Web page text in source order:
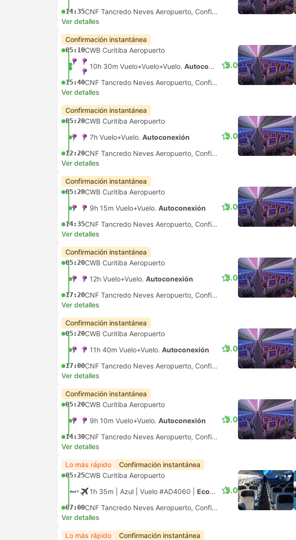
14:35 CNF Tancredo Neves Aeropuerto, Confins
Ver detalles
Confirmación instantánea
05:10CWB Curitiba Aeropuerto
10h 30m Vuelo+Vuelo+Vuelo. Autoconexión
15:40 CNF Tancredo Neves Aeropuerto, Confins
5.0
Ver detalles
Confirmación instantánea
05:20CWB Curitiba Aeropuerto
7h Vuelo+Vuelo. Autoconexión
12:20 CNF Tancredo Neves Aeropuerto, Confins
5.0
Ver detalles
Confirmación instantánea
05:20CWB Curitiba Aeropuerto
9h 15m Vuelo+Vuelo. Autoconexión
14:35 CNF Tancredo Neves Aeropuerto, Confins
5.0
Ver detalles
Confirmación instantánea
05:20CWB Curitiba Aeropuerto
12h Vuelo+Vuelo. Autoconexión
17:20 CNF Tancredo Neves Aeropuerto, Confins
5.0
Ver detalles
Confirmación instantánea
05:20CWB Curitiba Aeropuerto
11h 40m Vuelo+Vuelo. Autoconexión
17:00 CNF Tancredo Neves Aeropuerto, Confins
5.0
Ver detalles
Confirmación instantánea
05:20CWB Curitiba Aeropuerto
9h 10m Vuelo+Vuelo. Autoconexión
14:30 CNF Tancredo Neves Aeropuerto, Confins
5.0
Ver detalles
Lo más rápido Confirmación instantánea
05:25CWB Curitiba Aeropuerto
1h 35m | Azul Vuelo #AD4060 Económica
07:00 CNF Tancredo Neves Aeropuerto, Confins
5.0
Ver detalles
Lo más rápido Confirmación instantánea